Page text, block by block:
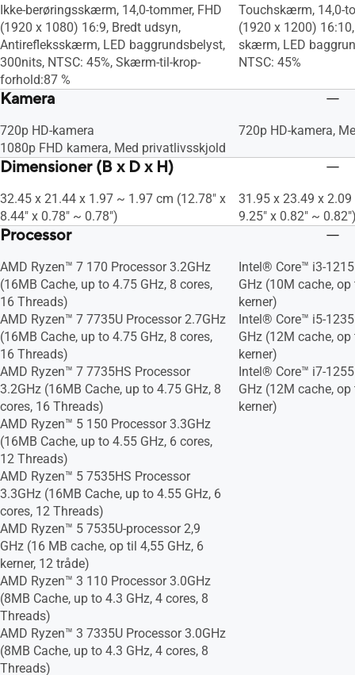
Ikke-berøringsskærm, 14,0-tommer, FHD
(1920 x 1080) 16:9, Bredt udsyn,
Antirefleksskærm, LED baggrundsbelyst,
300nits, NTSC: 45%, Skærm-til-krop-
forhold:87 %
Touchskærm, 14,0-
(1920 x 1200)
skærm, LED
NTSC: 45%
Kamera
720p HD-kamera
1080p FHD kamera, Med privatlivsskjold
720p HD-kamera,
Dimensioner (B x D x H)
32.45 x 21.44 x 1.97 ~ 1.97 cm (12.78" x
8.44" x 0.78" ~ 0.78")
31.95 x 23.49 x
9.25" x 0.82" ~
Processor
AMD Ryzen™ 7 170 Processor 3.2GHz
(16MB Cache, up to 4.75 GHz, 8 cores,
16 Threads)
AMD Ryzen™ 7 7735U Processor 2.7GHz
(16MB Cache, up to 4.75 GHz, 8 cores,
16 Threads)
AMD Ryzen™ 7 7735HS Processor
3.2GHz (16MB Cache, up to 4.75 GHz, 8
cores, 16 Threads)
AMD Ryzen™ 5 150 Processor 3.3GHz
(16MB Cache, up to 4.55 GHz, 6 cores,
12 Threads)
AMD Ryzen™ 5 7535HS Processor
3.3GHz (16MB Cache, up to 4.55 GHz, 6
cores, 12 Threads)
AMD Ryzen™ 5 7535U-processor 2,9
GHz (16 MB cache, op til 4,55 GHz, 6
kerner, 12 tråde)
AMD Ryzen™ 3 110 Processor 3.0GHz
(8MB Cache, up to 4.3 GHz, 4 cores, 8
Threads)
AMD Ryzen™ 3 7335U Processor 3.0GHz
(8MB Cache, up to 4.3 GHz, 4 cores, 8
Threads)
Intel® Core™ i3-
GHz (10M cache, op
kerner)
Intel® Core™ i5-
GHz (12M cache, op
kerner)
Intel® Core™ i7-
GHz (12M cache, op
kerner)